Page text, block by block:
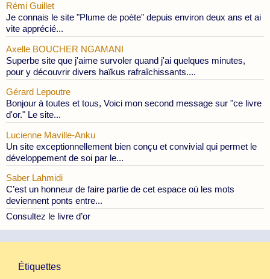
Rémi Guillet
Je connais le site "Plume de poète" depuis environ deux ans et ai
vite apprécié...
Axelle BOUCHER NGAMANI
Superbe site que j'aime survoler quand j'ai quelques minutes,
pour y découvrir divers haïkus rafraîchissants....
Gérard Lepoutre
Bonjour à toutes et tous, Voici mon second message sur "ce livre
d'or." Le site...
Lucienne Maville-Anku
Un site exceptionnellement bien conçu et convivial qui permet le
développement de soi par le...
Saber Lahmidi
C’est un honneur de faire partie de cet espace où les mots
deviennent ponts entre...
Consultez le livre d’or
Étiquettes